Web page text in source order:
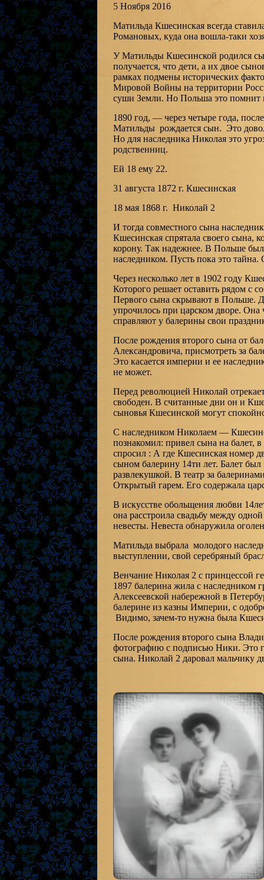
5 Ноября 2016
Матильда Кшесинская всегда
Романовых, куда она вошла-таки
У Матильды Кшесинской родился
получается, что дети, а их двое
рамках подмены исторических
Мировой Войны на территории
суши Земли. Но Польша это помнит
1890 год, — через четыре года,
Матильды рождается сын. Это
Но для наследника Николая это
родственниц.
Ей 18 ему 22.
31 августа 1872 г. Кшесинская
18 мая 1868 г. Николай 2
И тогда совместного сына
Кшесинская спрятала своего сына,
корону. Так надежнее. В Польше
наследником. Пусть пока это
Через несколько лет в 1902 году
Которого решает оставить рядом с
Первого сына скрывают в Польше.
упрочилось при царском дворе.
справляют у балерины свои
После рождения второго сына от
Александровича, присмотреть за
Это касается империи и ее
не может.
Перед революцией Николай
свободен. В считанные дни он и
сыновья Кшесинской могут
С наследником Николаем —
познакомил: привел сына на балет,
спросил : А где Кшесинская номер
сыном балерину 14ти лет. Балет
развлекушкой. В театр за
Открытый гарем. Его содержала
В искусстве обольщения любви
она расстроила свадьбу между
невесты. Невеста обнаружила
Матильда выбрала молодого
выступлении, свой серебряный
Венчание Николая 2 с принцессой
1897 балерина жила с наследником
Алексеевской набережной в
балерине из казны Империи, с
Видимо, зачем-то нужна была
После рождения второго сына
фотографию с подписью Ники. Это
сына. Николай 2 даровал мальчику